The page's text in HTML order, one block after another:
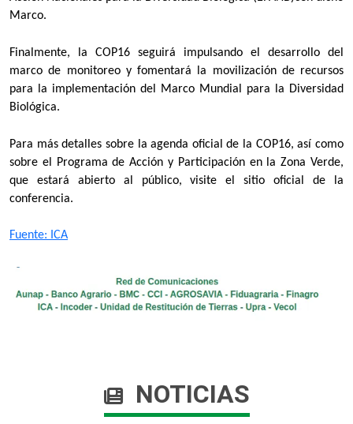
Marco.
Finalmente, la COP16 seguirá impulsando el desarrollo del
marco de monitoreo y fomentará la movilización de recursos
para la implementación del Marco Mundial para la Diversidad
Biológica.
Para más detalles sobre la agenda oficial de la COP16, así como
sobre el Programa de Acción y Participación en la Zona Verde,
que estará abierto al público, visite el sitio oficial de la
conferencia.
Fuente: ICA​
NOTICIAS